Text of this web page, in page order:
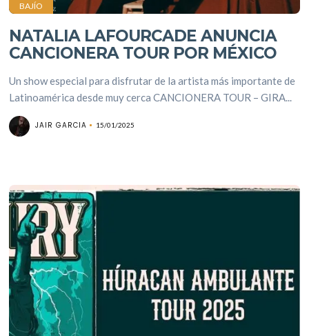
BAJÍO
NATALIA LAFOURCADE ANUNCIA
CANCIONERA TOUR POR MÉXICO
Un show especial para disfrutar de la artista más importante de
Latinoamérica desde muy cerca CANCIONERA TOUR – GIRA...
JAIR GARCIA 15/01/2025